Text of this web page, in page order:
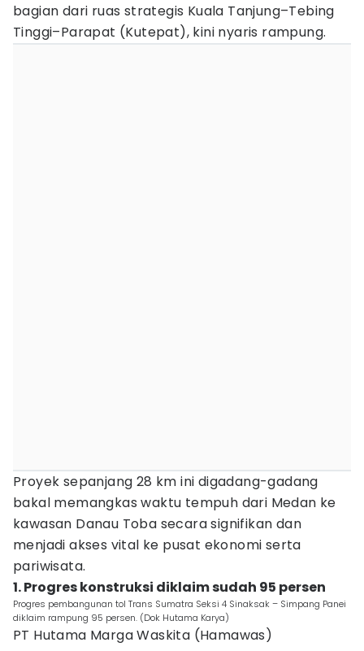
bagian dari ruas strategis Kuala Tanjung–Tebing
Tinggi–Parapat (Kutepat), kini nyaris rampung.
Proyek sepanjang 28 km ini digadang-gadang
bakal memangkas waktu tempuh dari Medan ke
kawasan Danau Toba secara signifikan dan
menjadi akses vital ke pusat ekonomi serta
pariwisata.
1. Progres konstruksi diklaim sudah 95 persen
Progres pembangunan tol Trans Sumatra Seksi 4 Sinaksak – Simpang Panei
diklaim rampung 95 persen. (Dok Hutama Karya)
PT Hutama Marga Waskita (Hamawas)